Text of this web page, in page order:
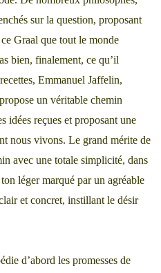
sur la question, proposant
Graal que tout le monde
bien, finalement, ce qu’il
Emmanuel Jaffelin,
un véritable chemin
idées reçues et proposant une
nous vivons. Le grand mérite de
avec une totale simplicité, dans
léger marqué par un agréable
et concret, instillant le désir
d’abord les promesses de